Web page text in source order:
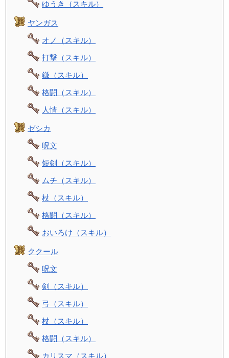
ゆうき（スキル）
ヤンガス
オノ（スキル）
打撃（スキル）
鎌（スキル）
格闘（スキル）
人情（スキル）
ゼシカ
呪文
短剣（スキル）
ムチ（スキル）
杖（スキル）
格闘（スキル）
おいろけ（スキル）
ククール
呪文
剣（スキル）
弓（スキル）
杖（スキル）
格闘（スキル）
カリスマ（スキル）